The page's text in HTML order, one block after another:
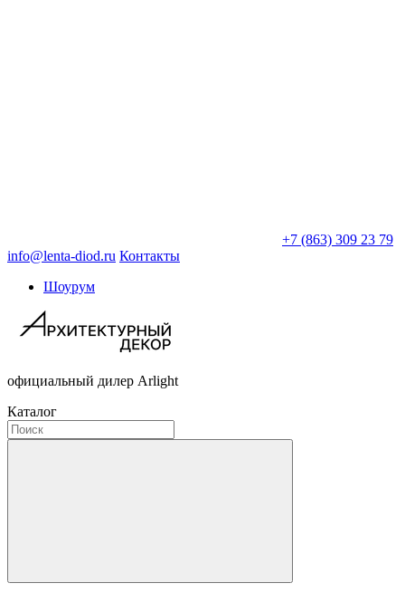
+7 (863) 309 23 79
info@lenta-diod.ru Контакты
Шоурум
официальный дилер Arlight
Каталог